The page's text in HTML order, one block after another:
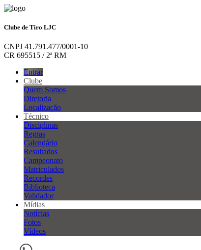
Clube de Tiro LJC
CNPJ 41.791.477/0001-10
CR 695515 / 2ª RM
Entrar
Clube
Quem Somos
Diretoria
Localização
Técnico
Disciplinas
Regras
Calendário
Resultados
Campeonato
Matriculados
Recordes
Biblioteca
Validador
Mídias
Notícias
Fotos
Vídeos